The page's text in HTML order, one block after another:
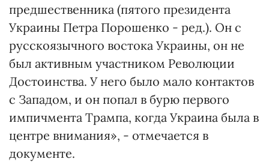
предшественника (пятого президента
Украины Петра Порошенко - ред.). Он с
русскоязычного востока Украины, он не
был активным участником Революции
Достоинства. У него было мало контактов
с Западом, и он попал в бурю первого
импичмента Трампа, когда Украина была в
центре внимания», - отмечается в
документе.